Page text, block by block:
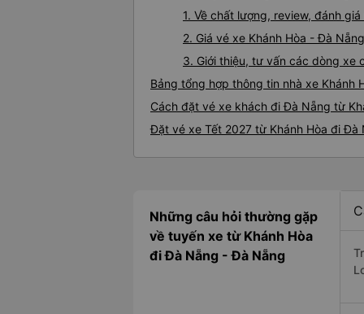
1. Về chất lượng, review, đánh
2. Giá vé xe Khánh Hòa - Đà Nẵng
3. Giới thiệu, tư vấn các dòng xe
Bảng tổng hợp thông tin nhà xe Khánh
Cách đặt vé xe khách đi Đà Nẵng từ
Đặt vé xe Tết 2027 từ Khánh Hòa đi Đà
Những câu hỏi thường gặp
về tuyến xe từ Khánh Hòa
đi Đà Nẵng - Đà Nẵng